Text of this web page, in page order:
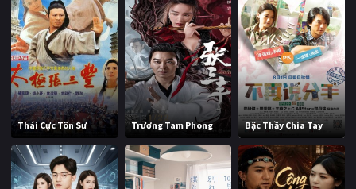
Thái Cực Tôn Sư Trương Tam Phong Bậc Thầy Chia Tay